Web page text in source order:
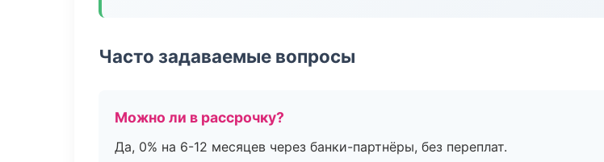
Часто задаваемые вопросы
Можно ли в рассрочку?
Да, 0% на 6-12 месяцев через банки-партнёры, без переплат.